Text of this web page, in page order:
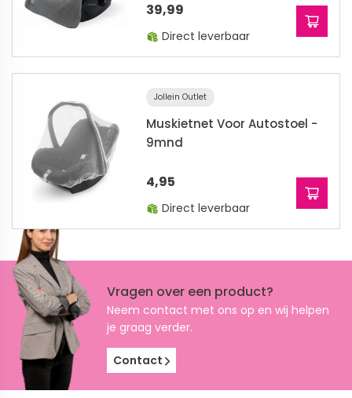
39,99
Direct leverbaar
Jollein Outlet
Muskietnet Voor Autostoel -
9mnd
4,95
Direct leverbaar
Vragen over een product?
Neem contact met ons op en wij helpen
je graag verder.
Contact